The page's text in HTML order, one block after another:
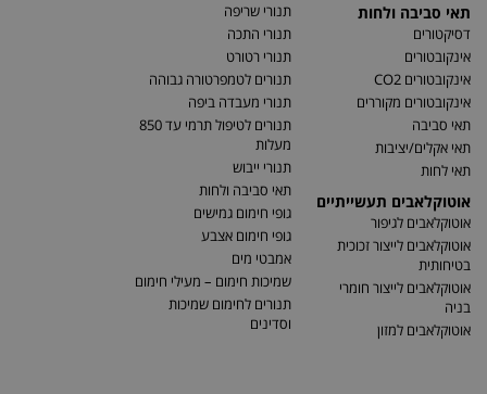
תאי סביבה ולחות
דסיקטורים
אינקובטורים
אינקובטורים CO2
אינקובטורים מקוררים
תאי סביבה
תאי אקלים/יציבות
תאי לחות
אוטוקלאבים תעשייתיים
אוטוקלאבים לגיפור
אוטוקלאבים לייצור זכוכית
בטיחותית
אוטוקלאבים לייצור חומרי
בניה
אוטוקלאבים למזון
תנורי שריפה
תנורי התכה
תנורי רטורט
תנורים לטמפרטורה גבוהה
תנורי מעבדה ביפה
תנורים לטיפול תרמי עד 850
מעלות
תנורי ייבוש
תאי סביבה ולחות
גופי חימום גמישים
גופי חימום אצבע
אמבטי מים
שמיכות חימום – מעילי חימום
תנורים לחימום שמיכות
וסדינים